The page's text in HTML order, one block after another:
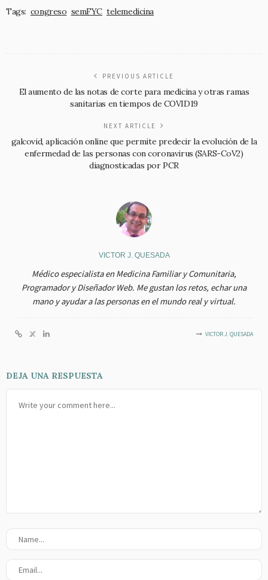
Tags: congreso semFYC telemedicina
PREVIOUS ARTICLE
El aumento de las notas de corte para medicina y otras ramas
sanitarias en tiempos de COVID19
NEXT ARTICLE
galcovid, aplicación online que permite predecir la evolución de la
enfermedad de las personas con coronavirus (SARS-CoV2)
diagnosticadas por PCR
VICTOR J. QUESADA
Médico especialista en Medicina Familiar y Comunitaria,
Programador y Diseñador Web. Me gustan los retos, echar una
mano y ayudar a las personas en el mundo real y virtual.
VICTOR J. QUESADA
DEJA UNA RESPUESTA